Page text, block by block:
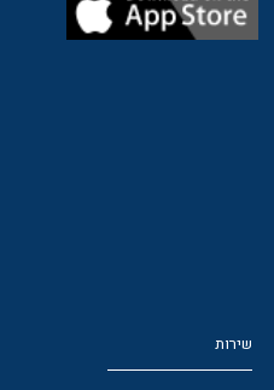
שירות